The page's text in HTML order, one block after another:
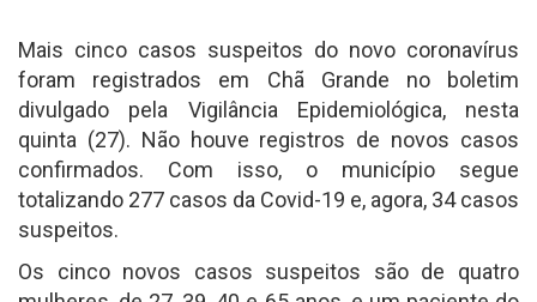
Mais cinco casos suspeitos do novo coronavírus
foram registrados em Chã Grande no boletim
divulgado pela Vigilância Epidemiológica, nesta
quinta (27). Não houve registros de novos casos
confirmados. Com isso, o município segue
totalizando 277 casos da Covid-19 e, agora, 34 casos
suspeitos.
Os cinco novos casos suspeitos são de quatro